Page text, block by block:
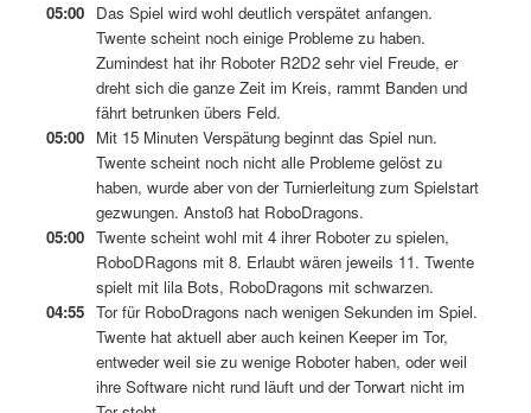
05:00 Das Spiel wird wohl deutlich verspätet anfangen.
Twente scheint noch einige Probleme zu haben.
Zumindest hat ihr Roboter R2D2 sehr viel Freude, er
dreht sich die ganze Zeit im Kreis, rammt Banden und
fährt betrunken übers Feld.
05:00 Mit 15 Minuten Verspätung beginnt das Spiel nun.
Twente scheint noch nicht alle Probleme gelöst zu
haben, wurde aber von der Turnierleitung zum Spielstart
gezwungen. Anstoß hat RoboDragons.
05:00 Twente scheint wohl mit 4 ihrer Roboter zu spielen,
RoboDRagons mit 8. Erlaubt wären jeweils 11. Twente
spielt mit lila Bots, RoboDragons mit schwarzen.
04:55 Tor für RoboDragons nach wenigen Sekunden im Spiel.
Twente hat aktuell aber auch keinen Keeper im Tor,
entweder weil sie zu wenige Roboter haben, oder weil
ihre Software nicht rund läuft und der Torwart nicht im